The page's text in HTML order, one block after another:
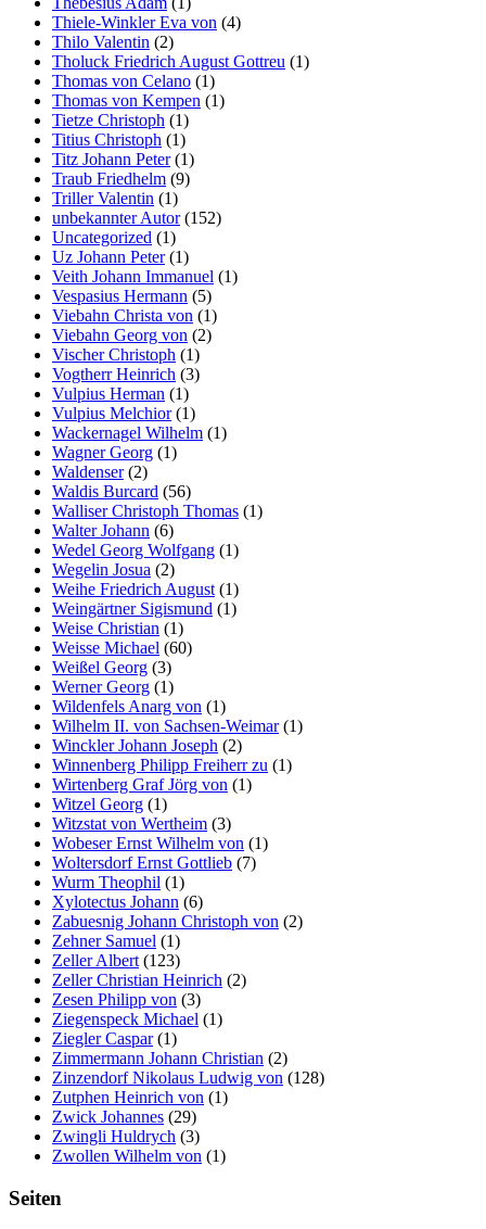
Thiele-Winkler Eva von (4)
Thilo Valentin (2)
Tholuck Friedrich August Gottreu (1)
Thomas von Celano (1)
Thomas von Kempen (1)
Tietze Christoph (1)
Titius Christoph (1)
Titz Johann Peter(1)
Traub Friedhelm (9)
Triller Valentin (1)
unbekannter Autor(152)
Uncategorized (1)
Uz Johann Peter(1)
Veith Johann Immanuel (1)
Vespasius Hermann (5)
Viebahn Christa von (1)
Viebahn Georg von (2)
Vischer Christoph (1)
Vogtherr Heinrich (3)
Vulpius Herman (1)
Vulpius Melchior(1)
Wackernagel Wilhelm (1)
Wagner Georg (1)
Waldenser(2)
Waldis Burcard (56)
Walliser Christoph Thomas (1)
Walter Johann (6)
Wedel Georg Wolfgang (1)
Wegelin Josua (2)
Weihe Friedrich August (1)
Weingärtner Sigismund (1)
Weise Christian (1)
Weisse Michael (60)
Weißel Georg (3)
Werner Georg (1)
Wildenfels Anarg von (1)
Wilhelm II. von Sachsen-Weimar(1)
Winckler Johann Joseph (2)
Winnenberg Philipp Freiherr zu (1)
Wirtenberg Graf Jörg von (1)
Witzel Georg (1)
Witzstat von Wertheim (3)
Wobeser Ernst Wilhelm von (1)
Woltersdorf Ernst Gottlieb (7)
Wurm Theophil (1)
Xylotectus Johann (6)
Zabuesnig Johann Christoph von (2)
Zehner Samuel (1)
Zeller Albert (123)
Zeller Christian Heinrich (2)
Zesen Philipp von (3)
Ziegenspeck Michael (1)
Ziegler Caspar(1)
Zimmermann Johann Christian (2)
Zinzendorf Nikolaus Ludwig von (128)
Zutphen Heinrich von (1)
Zwick Johannes (29)
Zwingli Huldrych (3)
Zwollen Wilhelm von (1)
Seiten